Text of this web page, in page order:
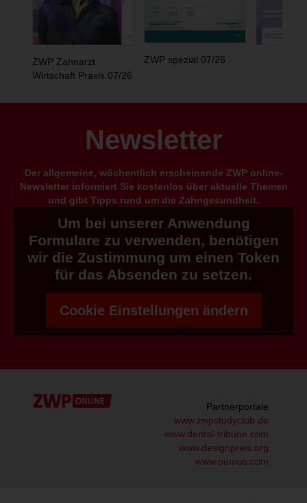
ZWP Zahnarzt
Wirtschaft Praxis 07/26
ZWP spezial 07/26
Newsletter
Der allgemeine, wöchentlich erscheinende ZWP online-
Newsletter informiert Sie kostenlos über aktuelle Themen
und gibt Tipps rund um die Zahngesundheit.
Um bei unserer Anwendung
Formulare zu verwenden, benötigen
wir die Zustimmung um einen Token
für das Absenden zu setzen.
Cookie Einstellungen ändern
Partnerportale
www.zwpstudyclub.de
www.dental-tribune.com
www.designpreis.org
www.oemus.com